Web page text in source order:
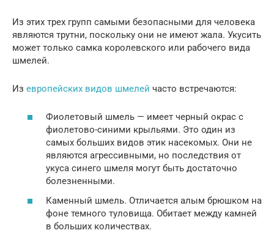
Из этих трех групп самыми безопасными для человека
являются трутни, поскольку они не имеют жала. Укусить
может только самка королевского или рабочего вида
шмелей.
Из европейских видов шмелей часто встречаются:
Фиолетовый шмель — имеет черный окрас с
фиолетово-синими крыльями. Это один из
самых больших видов этик насекомых. Они не
являются агрессивными, но последствия от
укуса синего шмеля могут быть достаточно
болезненными.
Каменный шмель. Отличается алым брюшком на
фоне темного туловища. Обитает между камней
в больших количествах.